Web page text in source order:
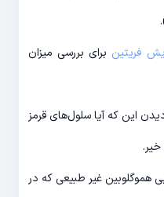
فریتین برای بررسی میزان
این که آیا سلول‌های قرمز
هموگلوبین غیر طبیعی که در